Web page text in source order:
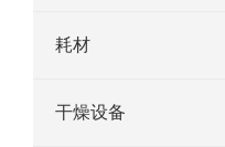
耗材
干燥设备